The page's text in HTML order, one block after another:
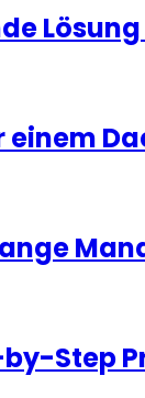
einem
Step